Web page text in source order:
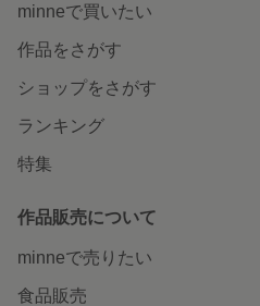
minneで買いたい
作品をさがす
ショップをさがす
ランキング
特集
作品販売について
minneで売りたい
食品販売